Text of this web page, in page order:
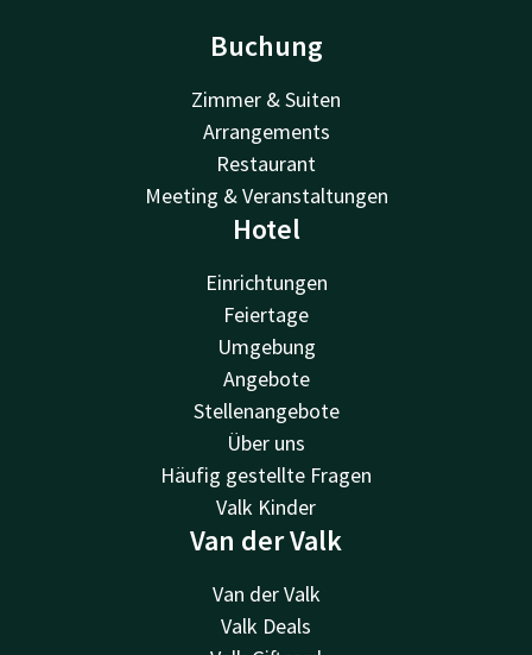
Buchung
Zimmer & Suiten
Arrangements
Restaurant
Meeting & Veranstaltungen
Hotel
Einrichtungen
Feiertage
Umgebung
Angebote
Stellenangebote
Über uns
Häufig gestellte Fragen
Valk Kinder
Van der Valk
Van der Valk
Valk Deals